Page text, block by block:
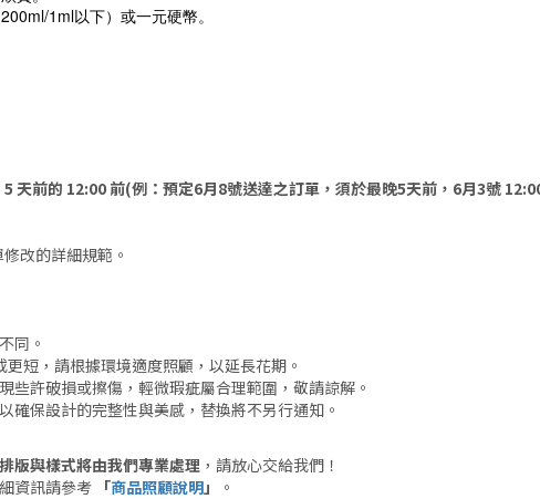
1ml以下）或一元硬幣。
天前的 12:00 前(例：預定6月8號送達之訂單，須於最晚5天前，6月3號
改的詳細規範。
同。
短，請根據環境適度照顧，以延長花期。
些許破損或擦傷，輕微瑕疵屬合理範圍，敬請諒解。
以確保設計的完整性與美感，替換將不另行通知。
排版與樣式將由我們專業處理 ，請放心交給我們！
資訊請參考 「商品照顧說明」
。